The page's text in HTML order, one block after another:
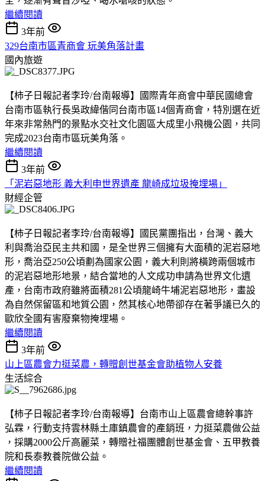
繼續閱讀
3年前
329台南市區青商會 玩美角落計畫
國內旅遊
【柿子日報記者李玲/台南報導】國際青年商會中華民國總會
台南市區執行長吳政緯偕同台南市區14個青商會，特別選在近
年來非常熱門的景點水交社文化園區大成里小飛機公園，共同
完成2023台南市區玩美角落。
繼續閱讀
3年前
「泥岩惡地形 義大利申世界遺產 龍崎成垃圾掩埋場」
財經企管
【柿子日報記者李玲/台南報導】國民黨團指出，台灣、義大
利與喬治亞民主共和國，是全世界三個擁有大面積的泥岩惡地
形，喬治亞250公頃劃為國家公園，義大利則將橫跨兩個城市
的泥岩惡地形地景，結合當地的人文成功申請為世界文化遺
產，台南市政府雖將面積281公頃龍崎牛埔泥岩惡地形，畫設
為自然保留區和地質公園，然其核心地帶卻存在著爭議已久的
歐欣全國有害廢棄物掩埋場。
繼續閱讀
3年前
山上區農會力挺菜農，轉贈創世基金會助植物人安養
生活綜合
【柿子日報記者李玲/台南報導】台南市山上區農會總幹事許
弘霖，行動支持雲林縣土庫鎮農會的產銷班，力挺菜農做公益
，採購2000公斤高麗菜，轉贈社福團體創世基金會、五甲教養
院和長泰教養院做公益。
繼續閱讀